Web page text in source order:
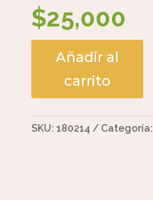
$25,000
Añadir al
carrito
SKU: 180214 Categoría: